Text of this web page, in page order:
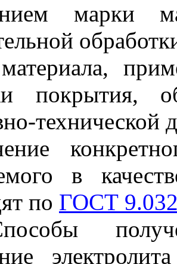
марки
покрытия,
технической
в
по ГОСТ